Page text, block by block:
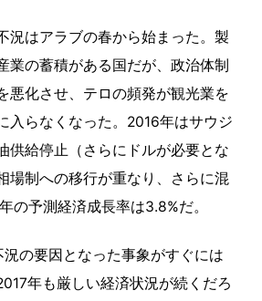
況はアラブの春から始まった。製
業の蓄積がある国だが、政治体制
悪化させ、テロの頻発が観光業を
入らなくなった。2016年はサウジ
供給停止（さらにドルが必要とな
場制への移行が重なり、さらに混
の予測経済成長率は3.8%だ。
の要因となった事象がすぐには
年も厳しい経済状況が続くだろ